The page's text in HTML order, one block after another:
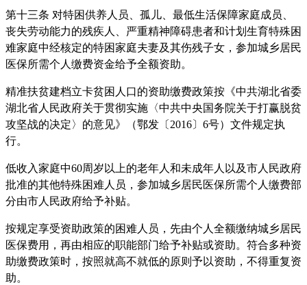
第十三条 对特困供养人员、孤儿、最低生活保障家庭成员、
丧失劳动能力的残疾人、严重精神障碍患者和计划生育特殊困
难家庭中经核定的特困家庭夫妻及其伤残子女，参加城乡居民
医保所需个人缴费资金给予全额资助。
精准扶贫建档立卡贫困人口的资助缴费政策按《中共湖北省委
湖北省人民政府关于贯彻实施〈中共中央国务院关于打赢脱贫
攻坚战的决定〉的意见》（鄂发〔2016〕6号）文件规定执
行。
低收入家庭中60周岁以上的老年人和未成年人以及市人民政府
批准的其他特殊困难人员，参加城乡居民医保所需个人缴费部
分由市人民政府给予补贴。
按规定享受资助政策的困难人员，先由个人全额缴纳城乡居民
医保费用，再由相应的职能部门给予补贴或资助。符合多种资
助缴费政策时，按照就高不就低的原则予以资助，不得重复资
助。